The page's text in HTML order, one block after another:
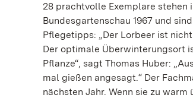
28 prachtvolle Exemplare stehen
Bundesgartenschau 1967 und
Pflegetipps: „Der Lorbeer ist
Der optimale Überwinterungsort
Pflanze“, sagt Thomas Huber:
mal gießen angesagt.“ Der
nächsten Jahr. Wenn sie zu